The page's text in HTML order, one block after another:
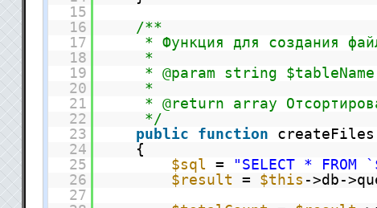
15
16
/**
17
* Функция для создания
18
*
19
* @param string $tableName
20
*
21
* @return array
22
*/
23
public function
24
{
25
$sql = "SELECT * FROM
26
$result = $this ->db-
27